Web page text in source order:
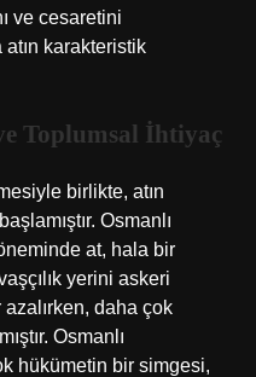
ve cesaretini
karakteristik
Toplumsal İhtiyaç
birlikte, atın
Osmanlı
at, hala bir
yerini askeri
azalırken, daha çok
Osmanlı
hükümetin bir simgesi,